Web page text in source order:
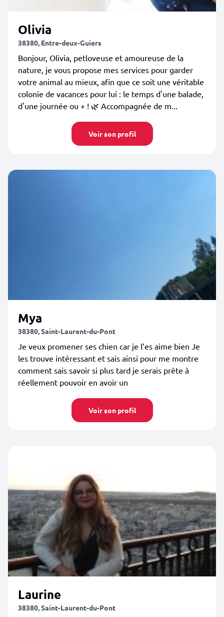
Olivia
38380, Entre-deux-Guiers
Bonjour, Olivia, petloveuse et amoureuse de la
nature, je vous propose mes services pour garder
votre animal au mieux, afin que ce soit une véritable
colonie de vacances pour lui : le temps d'une balade,
d'une journée ou + ! 🌿 Accompagnée de m...
Voir son profil
Mya
38380, Saint-Laurent-du-Pont
Je veux promener ses chien car je l’es aime bien Je
les trouve intéressant et sais ainsi pour me montre
comment sais savoir si plus tard je serais prête à
réellement pouvoir en avoir un
Voir son profil
Laurine
38380, Saint-Laurent-du-Pont